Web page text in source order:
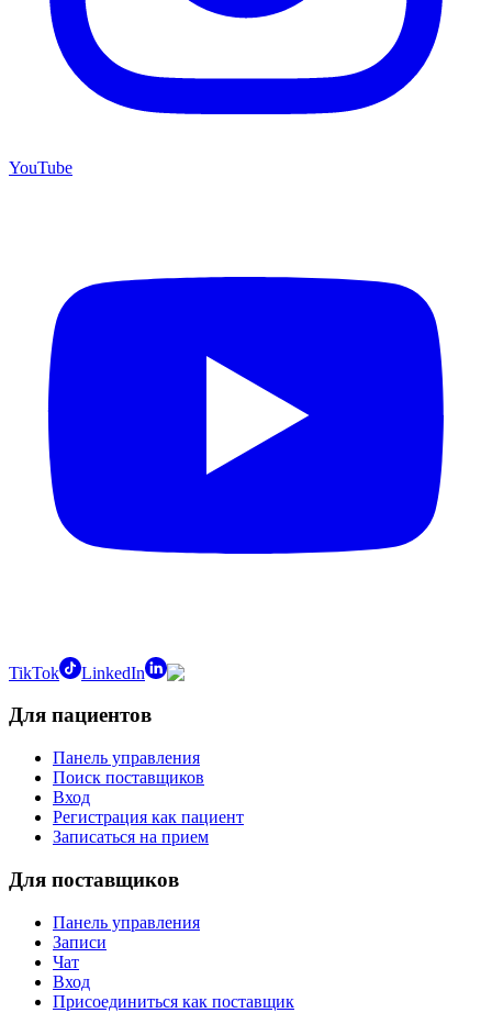
YouTube
TikTok LinkedIn
Для пациентов
Панель управления
Поиск поставщиков
Вход
Регистрация как пациент
Записаться на прием
Для поставщиков
Панель управления
Записи
Чат
Вход
Присоединиться как поставщик